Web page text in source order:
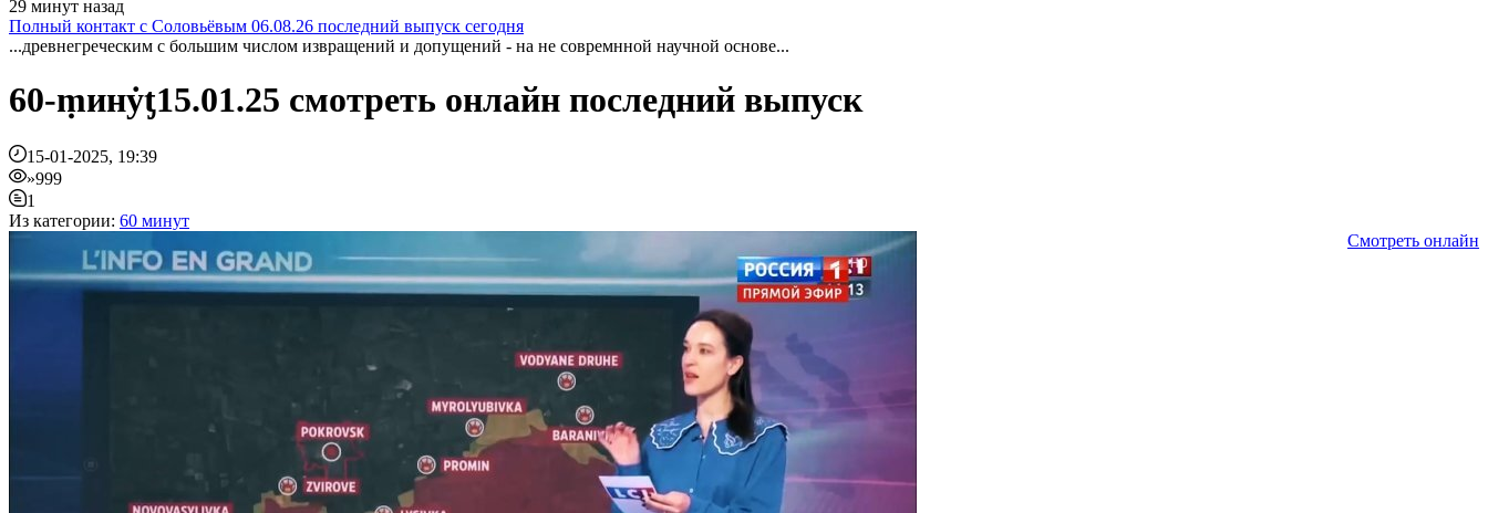
29 минут назад
Полный контакт с Соловьёвым 06.08.26 последний выпуск сегодня
...древнегреческим с большим числом извращений и допущений - на не совремнной научной основе...
60-ṃинẏƫ15.01.25 смотреть онлайн последний выпуск
15-01-2025, 19:39
»999
1
Из категории: 60 минут
Смотреть онлайн